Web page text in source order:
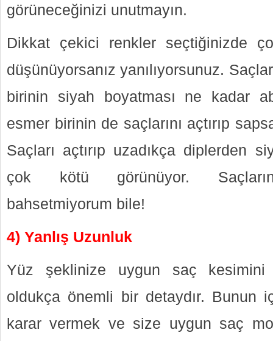
görüneceğinizi unutmayın.
Dikkat çekici renkler seçtiğinizde
düşünüyorsanız yanılıyorsunuz.
birinin siyah boyatması ne kadar
esmer birinin de saçlarını açtırıp
Saçları açtırıp uzadıkça diplerden
çok kötü görünüyor.
bahsetmiyorum bile!
4) Yanlış Uzunluk
Yüz şeklinize uygun saç
oldukça önemli bir detaydır. Bunun
karar vermek ve size uygun saç